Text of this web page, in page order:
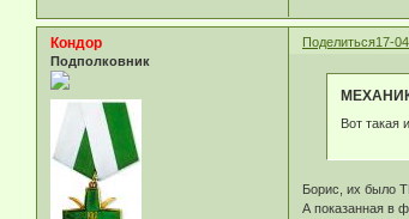
Поделиться17-
Кондор
Подполковник
МЕХАНИК
Вот такая
Борис, их было
А показанная в